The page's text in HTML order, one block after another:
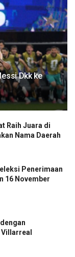
Dkk ke
Raih Juara di
Nama Daerah
Penerimaan
16 November
Villarreal